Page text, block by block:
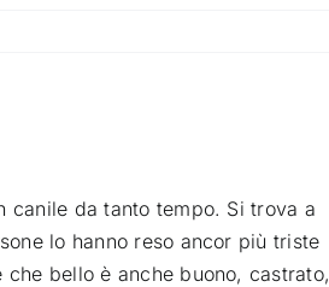
canile da tanto tempo. Si trova a
lo hanno reso ancor più triste
bello è anche buono, castrato,